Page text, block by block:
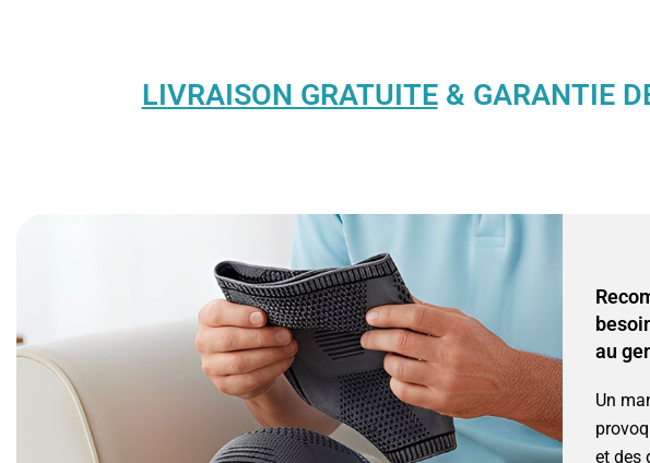
LIVRAISON GRATUITE& GARANTIE
au
Un
et des